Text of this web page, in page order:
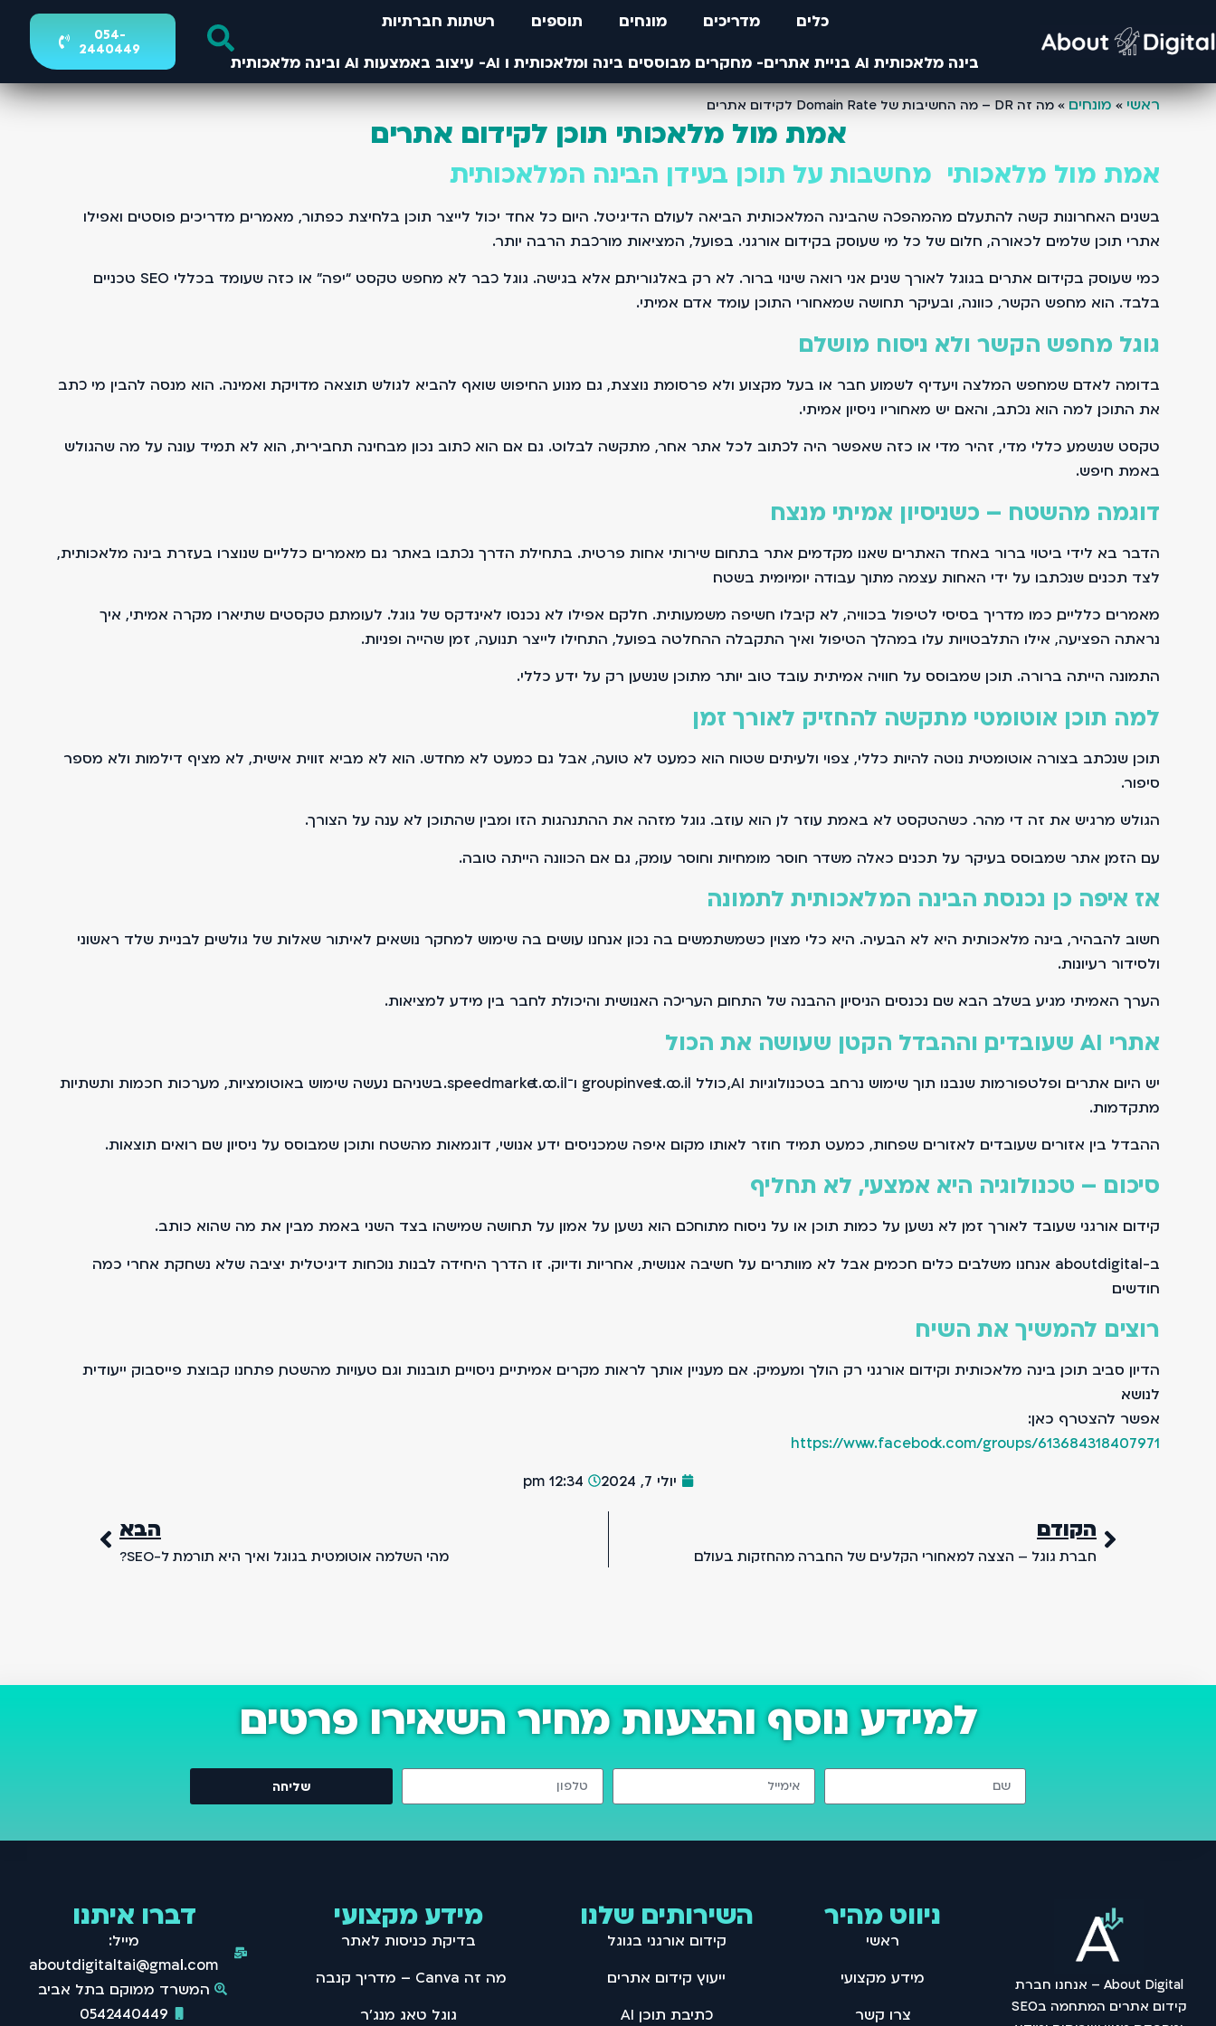
כלים מדריכים מונחים תוספים
רשתות חברתיות
בינה מלאכותית AI בניית אתרים- מחקרים מבוססים בינה ומלאכותית ו AI- עיצוב באמצעות AI ובינה מלאכותית
054-
2440449
ראשי»מונחים»מה זה DR – מה החשיבות של Domain Rate לקידום אתרים
אמת מול מלאכותי תוכן לקידום אתרים
אמת מול מלאכותי מחשבות על תוכן בעידן הבינה המלאכותית
בשנים האחרונות קשה להתעלם מהמהפכה שהבינה המלאכותית הביאה לעולם הדיגיטל. היום כל אחד יכול לייצר תוכן בלחיצת כפתור, מאמרים, מדריכים, פוסטים ואפילו
אתרי תוכן שלמים. לכאורה, חלום של כל מי שעוסק בקידום אורגני. בפועל, המציאות מורכבת הרבה יותר.
כמי שעוסק בקידום אתרים בגוגל לאורך שנים, אני רואה שינוי ברור. לא רק באלגוריתם, אלא בגישה. גוגל כבר לא מחפש טקסט “יפה” או כזה שעומד בכללי SEO טכניים
בלבד. הוא מחפש הקשר, כוונה, ובעיקר תחושה שמאחורי התוכן עומד אדם אמיתי.
גוגל מחפש הקשר ולא ניסוח מושלם
בדומה לאדם שמחפש המלצה ויעדיף לשמוע חבר או בעל מקצוע ולא פרסומת נוצצת, גם מנוע החיפוש שואף להביא לגולש תוצאה מדויקת ואמינה. הוא מנסה להבין מי כתב
את התוכן, למה הוא נכתב, והאם יש מאחוריו ניסיון אמיתי.
טקסט שנשמע כללי מדי, זהיר מדי או כזה שאפשר היה לכתוב לכל אתר אחר, מתקשה לבלוט. גם אם הוא כתוב נכון מבחינה תחבירית, הוא לא תמיד עונה על מה שהגולש
באמת חיפש.
דוגמה מהשטח – כשניסיון אמיתי מנצח
הדבר בא לידי ביטוי ברור באחד האתרים שאנו מקדמים, אתר בתחום שירותי אחות פרטית. בתחילת הדרך נכתבו באתר גם מאמרים כלליים שנוצרו בעזרת בינה מלאכותית,
לצד תכנים שנכתבו על ידי האחות עצמה מתוך עבודה יומיומית בשטח.
מאמרים כלליים, כמו מדריך בסיסי לטיפול בכוויה, לא קיבלו חשיפה משמעותית. חלקם אפילו לא נכנסו לאינדקס של גוגל. לעומתם, טקסטים שתיארו מקרה אמיתי, איך
נראתה הפציעה, אילו התלבטויות עלו במהלך הטיפול ואיך התקבלה ההחלטה בפועל, התחילו לייצר תנועה, זמן שהייה ופניות.
התמונה הייתה ברורה. תוכן שמבוסס על חוויה אמיתית עובד טוב יותר מתוכן שנשען רק על ידע כללי.
למה תוכן אוטומטי מתקשה להחזיק לאורך זמן
תוכן שנכתב בצורה אוטומטית נוטה להיות כללי, צפוי ולעיתים שטוח. הוא כמעט לא טועה, אבל גם כמעט לא מחדש. הוא לא מביא זווית אישית, לא מציף דילמות ולא מספר
סיפור.
הגולש מרגיש את זה די מהר. כשהטקסט לא באמת עוזר לו, הוא עוזב. גוגל מזהה את ההתנהגות הזו ומבין שהתוכן לא ענה על הצורך.
עם הזמן, אתר שמבוסס בעיקר על תכנים כאלה משדר חוסר מומחיות וחוסר עומק, גם אם הכוונה הייתה טובה.
אז איפה כן נכנסת הבינה המלאכותית לתמונה
חשוב להבהיר, בינה מלאכותית היא לא הבעיה. היא כלי מצוין כשמשתמשים בה נכון. אנחנו עושים בה שימוש למחקר נושאים, לאיתור שאלות של גולשים, לבניית שלד ראשוני
ולסידור רעיונות.
הערך האמיתי מגיע בשלב הבא. שם נכנסים הניסיון, ההבנה של התחום, העריכה האנושית והיכולת לחבר בין מידע למציאות.
אתרי AI שעובדים, וההבדל הקטן שעושה את הכול
יש היום אתרים ופלטפורמות שנבנו תוך שימוש נרחב בטכנולוגיות AI, כולל groupinvest.co.il ו־speedmarket.co.il. בשניהם נעשה שימוש באוטומציות, מערכות חכמות ותשתיות
מתקדמות.
ההבדל בין אזורים שעובדים לאזורים שפחות, כמעט תמיד חוזר לאותו מקום. איפה שמכניסים ידע אנושי, דוגמאות מהשטח ותוכן שמבוסס על ניסיון, שם רואים תוצאות.
סיכום – טכנולוגיה היא אמצעי, לא תחליף
קידום אורגני שעובד לאורך זמן לא נשען על כמות תוכן או על ניסוח מתוחכם. הוא נשען על אמון. על תחושה שמישהו בצד השני באמת מבין את מה שהוא כותב.
ב-aboutdigital אנחנו משלבים כלים חכמים, אבל לא מוותרים על חשיבה אנושית, אחריות ודיוק. זו הדרך היחידה לבנות נוכחות דיגיטלית יציבה שלא נשחקת אחרי כמה
חודשים.
רוצים להמשיך את השיח
הדיון סביב תוכן, בינה מלאכותית וקידום אורגני רק הולך ומעמיק. אם מעניין אותך לראות מקרים אמיתיים, ניסויים, תובנות וגם טעויות מהשטח, פתחנו קבוצת פייסבוק ייעודית
לנושא.
אפשר להצטרף כאן:
https://www.facebook.com/groups/613684318407971
יולי 7, 2024
12:34 pm
הקודם
חברת גוגל – הצצה למאחורי הקלעים של החברה מהחזקות בעולם
הבא
מהי השלמה אוטומטית בגוגל ואיך היא תורמת ל-SEO?
למידע נוסף והצעות מחיר השאירו פרטים
שליחה
About Digital – אנחנו חברת
קידום אתרים המתחמה בSEO
ניווט מהיר
ראשי
מידע מקצועי
צרו קשר
השירותים שלנו
קידום אורגני בגוגל
ייעוץ קידום אתרים
כתיבת תוכן AI
מידע מקצועי
בדיקת כניסות לאתר
מה זה Canva – מדריך קנבה
גוגל טאג מנג'ר
דברו איתנו
מייל:
aboutdigitaltai@gmail.com
המשרד ממוקם בתל אביב
0542440449